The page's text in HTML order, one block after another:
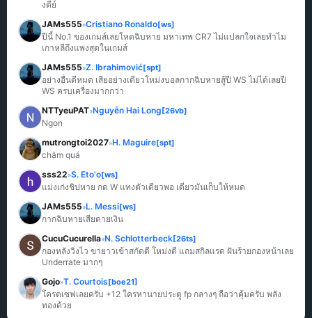
งดีย์
JAMs555»Cristiano Ronaldo[ws]
ปีนี้ No.1 ของเกมส์เลยโหดฉิบหาย มหาเทพ CR7 ไม่แปลกใจเลยทำไม
เกาหลีถึงแพงสุดในเกมส์
JAMs555»Z. Ibrahimović[spt]
อย่างอื่นดีหมด เสียอย่างเดียวโหม่งบอลกากฉิบหายสู้ปี WS ไม่ได้เลยปี
WS ครบเครื่องมากกว่า
NTTyeuPAT»Nguyễn Hai Long[26vb]
Ngon
mutrongtoi2027»H. Maguire[spt]
chậm quá
sss22»S. Eto'o[ws]
แม่งเก่งชิปหาย กด W แทงตัวเดียวพอ เดี๋ยวมันเก็บให้หมด
JAMs555»L. Messi[ws]
กากฉิบหายเสียดายเงิน
CucuCucurella»N. Schlotterbeck[26ts]
กองหลังวิ่งไว ขายาวเข้าสกัดดี โหม่งดี แถมสกิลแรด ฝันร้ายกองหน้าเลย
Underrate มากๆ
Gojo»T. Courtois[boe21]
โครตเซฟเลยครับ +12 ใครหานายประตู fp กลางๆ ถือว่าคุ้มครับ พลัง
ทองด้วย